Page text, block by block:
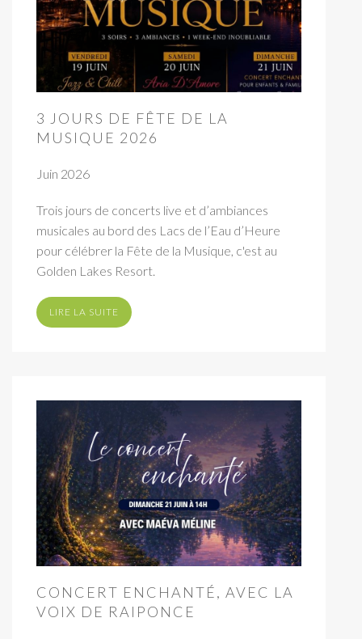
3 JOURS DE FÊTE DE LA
MUSIQUE 2026
Juin 2026
Trois jours de concerts live et d’ambiances
musicales au bord des Lacs de l’Eau d’Heure
pour célébrer la Fête de la Musique, c'est au
Golden Lakes Resort.
LIRE LA SUITE
CONCERT ENCHANTÉ, AVEC LA
VOIX DE RAIPONCE